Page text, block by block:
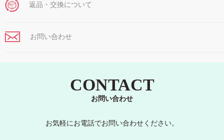
返品・交換について
お問い合わせ
CONTACT
お問い合わせ
お気軽にお電話でお問い合わせください。